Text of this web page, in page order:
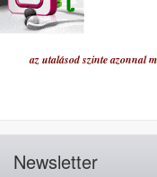
az utalásod szinte azonnal
Newsletter